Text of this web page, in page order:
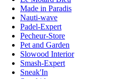
Made in Paradis
Nauti-wave
Padel-Expert
Pecheur-Store
Pet and Garden
Slowood Interior
Smash-Expert
Sneak'In